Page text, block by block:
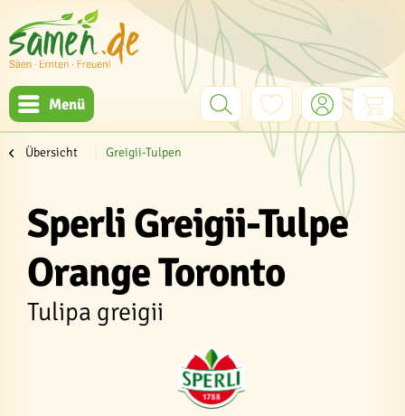
Menü
Übersicht Greigii-Tulpen
Sperli Greigii-Tulpe
Orange Toronto
Tulipa greigii